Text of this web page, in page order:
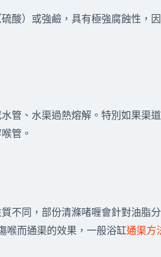
酸）或強鹼，具有極強腐蝕性，
管、水渠過熱熔解。特別如果渠
管。
不同，部份清滌啫喱會針對油脂
喉而通渠的效果，一般浴缸通渠方